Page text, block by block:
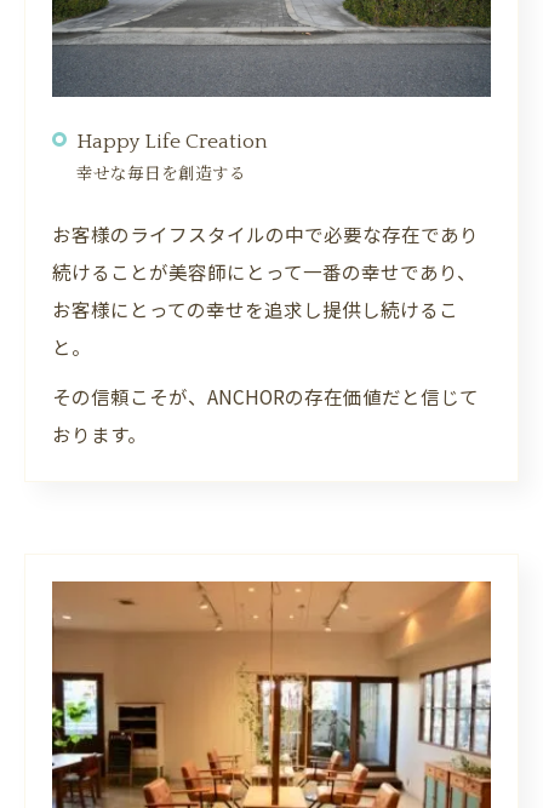
Happy Life Creation
幸せな毎日を創造する
お客様のライフスタイルの中で必要な存在であり
続けることが美容師にとって一番の幸せであり、
お客様にとっての幸せを追求し提供し続けるこ
と。
その信頼こそが、ANCHORの存在価値だと信じて
おります。